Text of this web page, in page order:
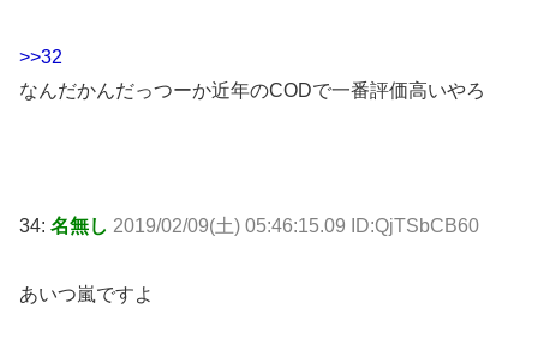
>>32
なんだかんだっつーか近年のCODで一番評価高いやろ
34: 名無し 2019/02/09(土) 05:46:15.09 ID:QjTSbCB60
あいつ嵐ですよ